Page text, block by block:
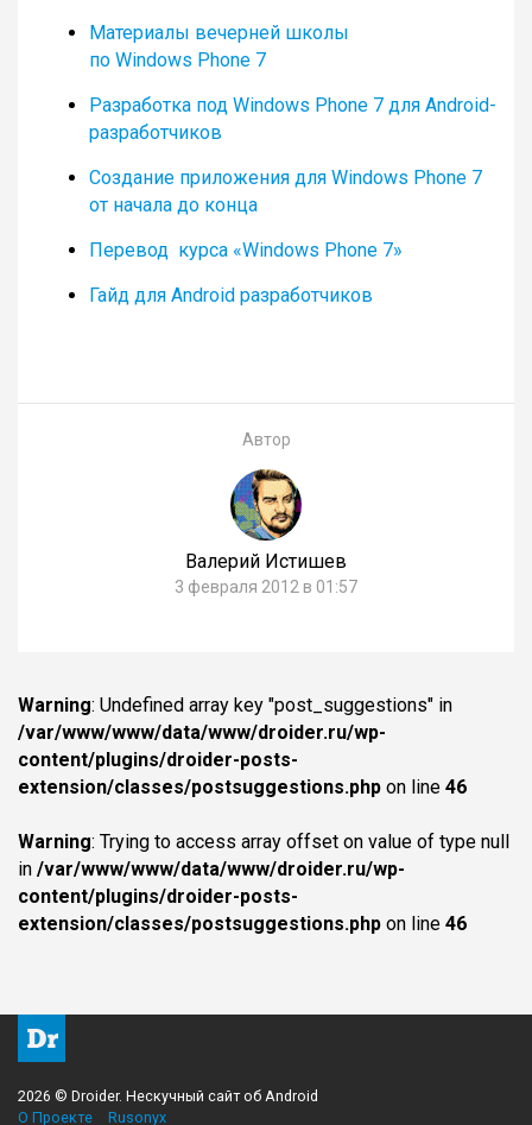
Материалы вечерней школы
по Windows Phone 7
Разработка под Windows Phone 7 для Android-
разработчиков
Создание приложения для Windows Phone 7
от начала до конца
Перевод курса «Windows Phone 7»
Гайд для Android разработчиков
Автор
Валерий Истишев
3 февраля 2012 в 01:57
Warning: Undefined array key "post_suggestions" in
/var/www/www/data/www/droider.ru/wp-
content/plugins/droider-posts-
extension/classes/postsuggestions.php on line 46
Warning: Trying to access array offset on value of type null
in /var/www/www/data/www/droider.ru/wp-
content/plugins/droider-posts-
extension/classes/postsuggestions.php on line 46
2026 © Droider. Нескучный сайт об Android
О Проекте
Rusonyx